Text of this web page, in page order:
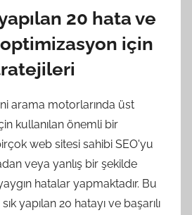
yapılan 20 hata ve
optimizasyon için
arama motorlarında üst
kullanılan önemli bir
web sitesi sahibi SEO'yu
veya yanlış bir şekilde
hatalar yapmaktadır. Bu
yapılan 20 hatayı ve başarılı